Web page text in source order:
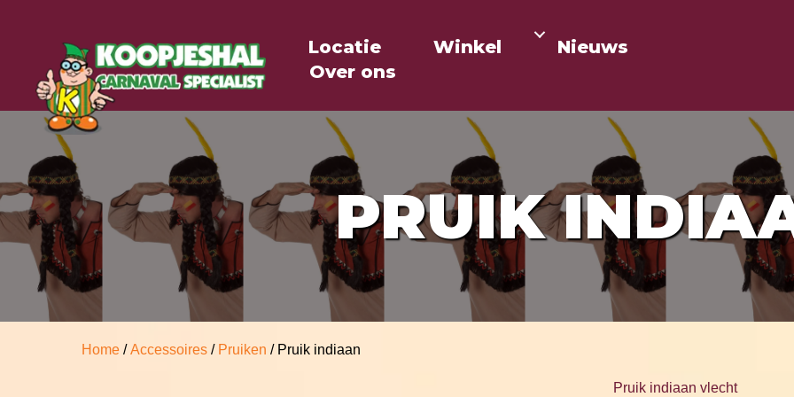
Locatie Winkel
Nieuws
Over ons
PRUIK
Home /Accessoires / Pruiken / Pruik indiaan
Pruik indiaan vlecht